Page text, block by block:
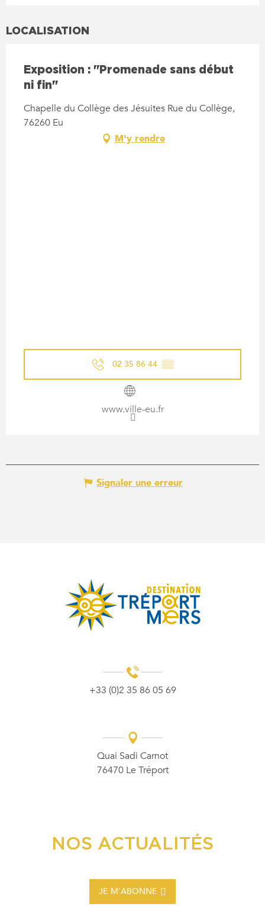
LOCALISATION
Exposition : "Promenade sans début
ni fin"
Chapelle du Collège des Jésuites Rue du Collège,
76260 Eu
M'y rendre
02 35 86 44 ▒▒
www.ville-eu.fr
Signaler une erreur
+33 (0)2 35 86 05 69
Quai Sadi Carnot
76470 Le Tréport
NOS ACTUALITÉS
JE M'ABONNE